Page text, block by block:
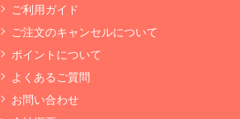
ご利用ガイド
ご注文のキャンセルについて
ポイントについて
よくあるご質問
お問い合わせ